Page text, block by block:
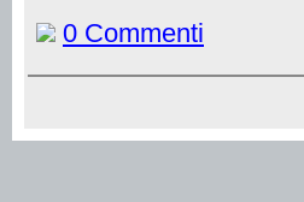
0 Commenti